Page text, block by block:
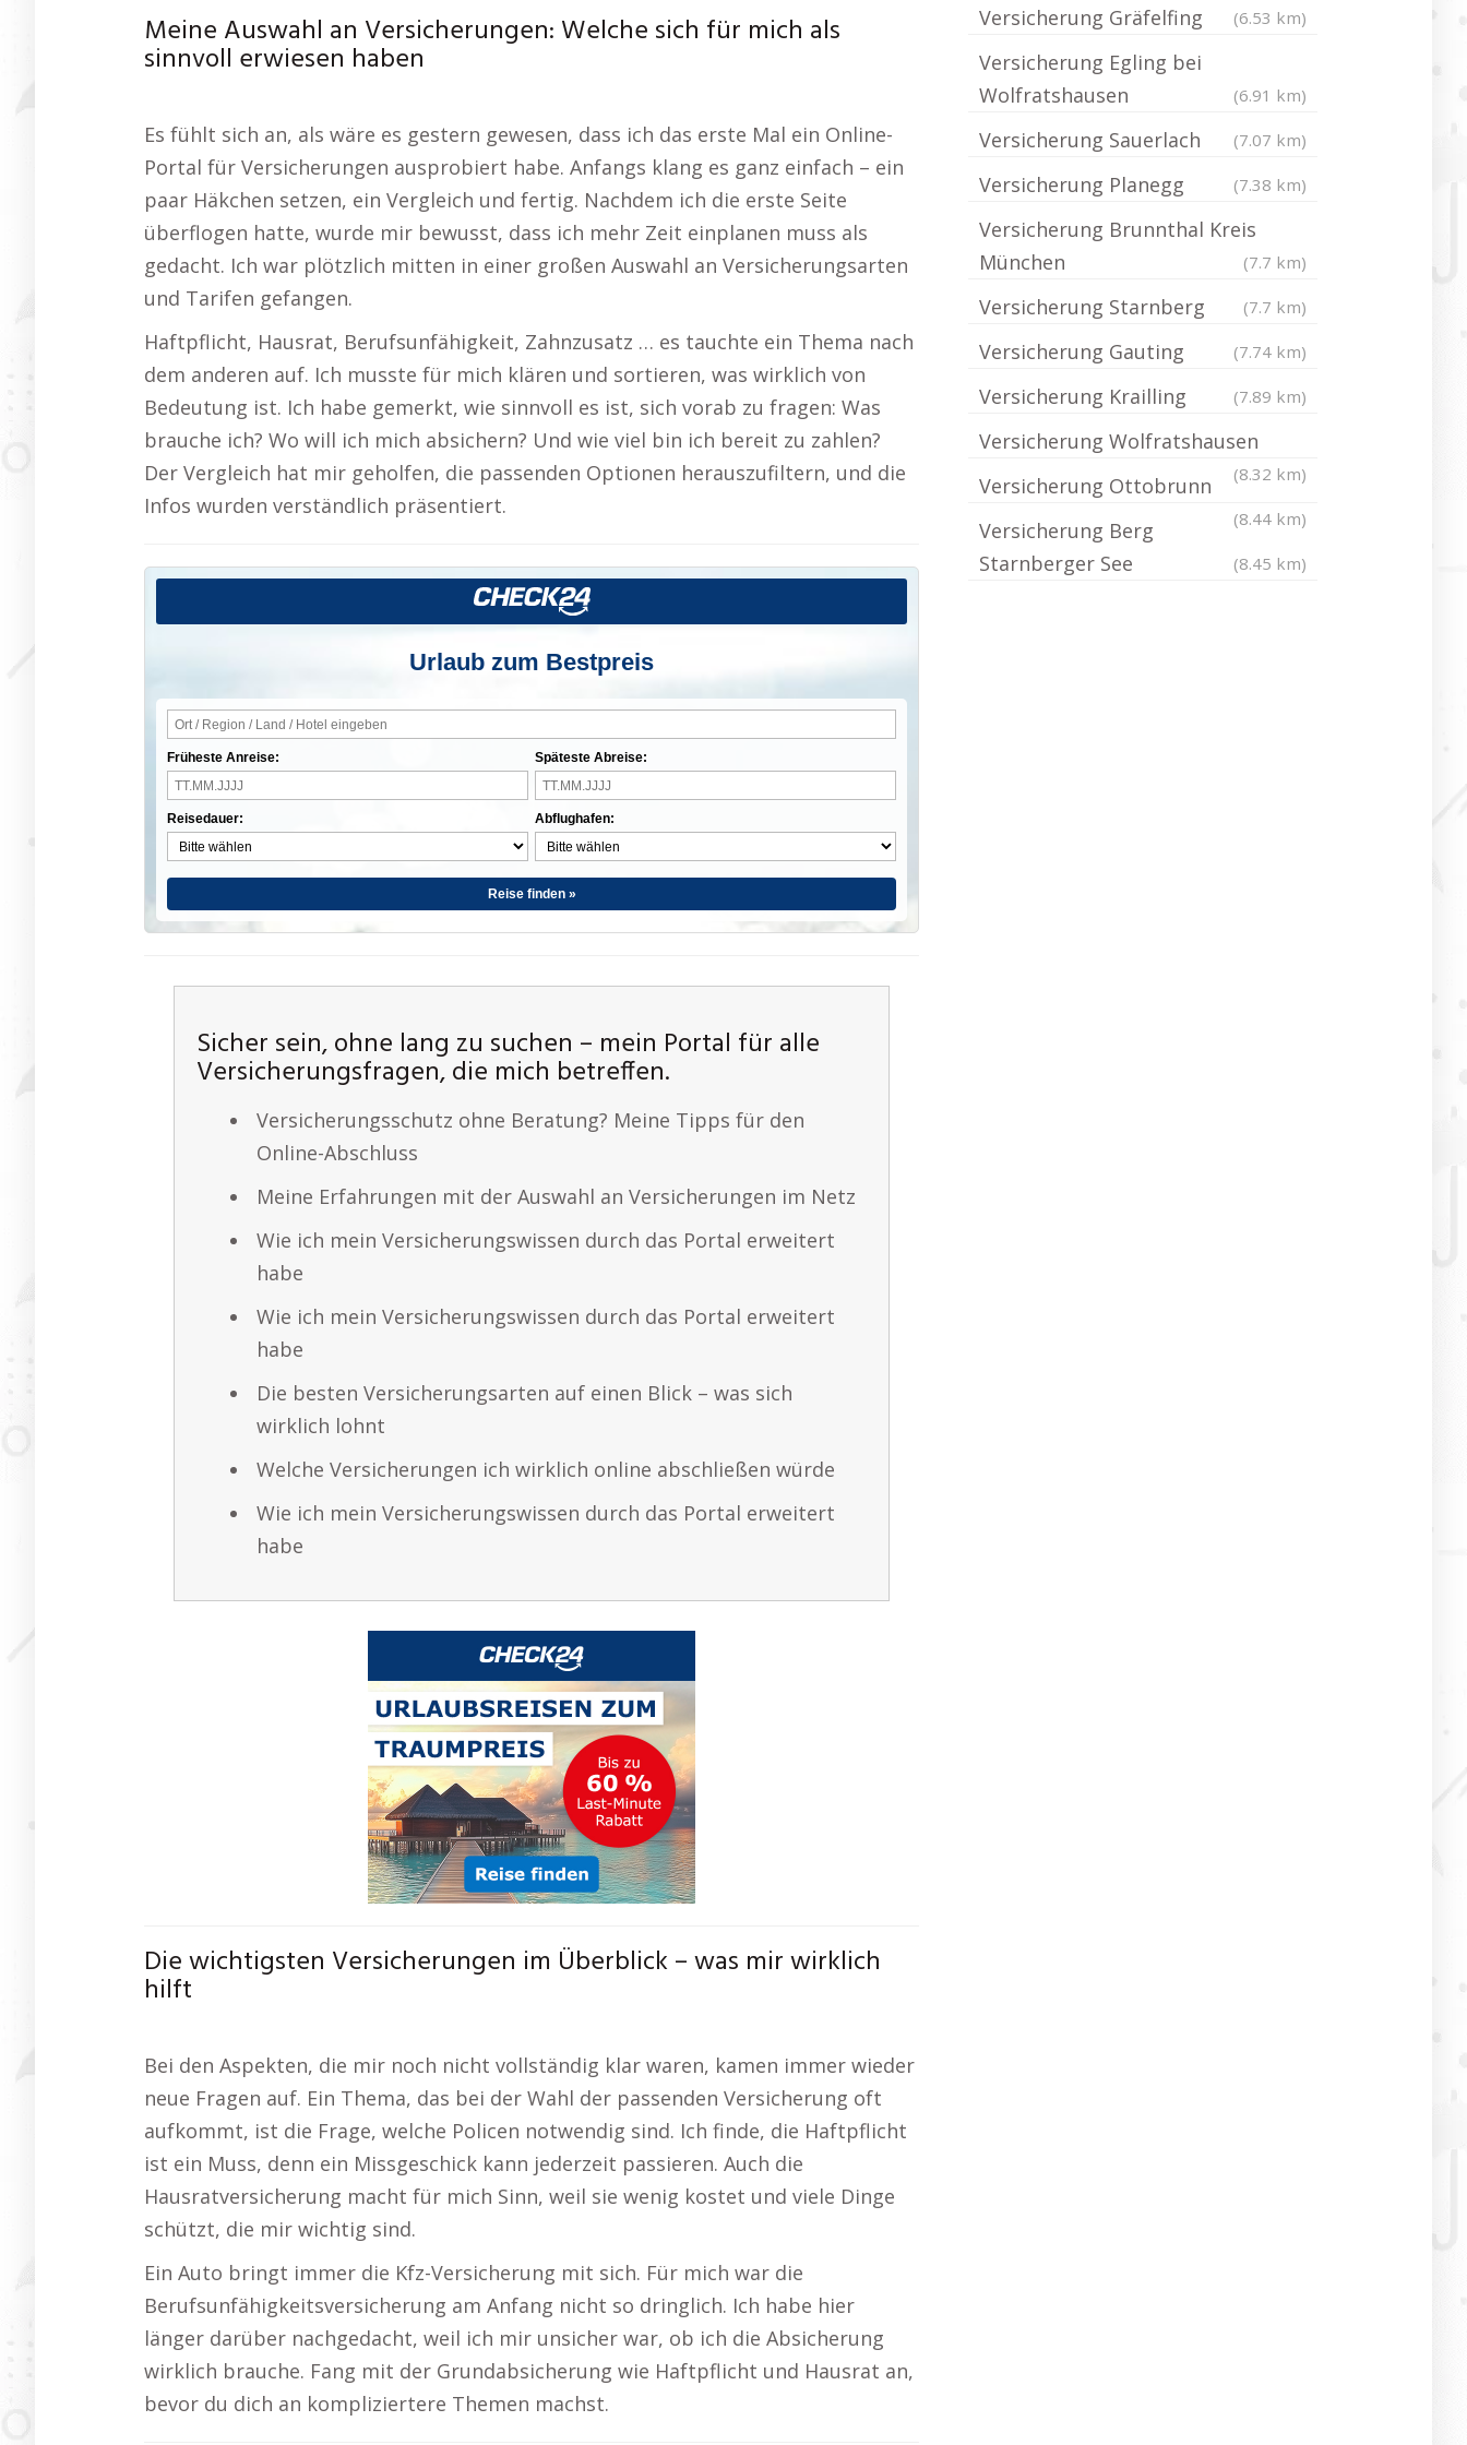
Meine Auswahl an Versicherungen: Welche sich für mich als
sinnvoll erwiesen haben
Es fühlt sich an, als wäre es gestern gewesen, dass ich das erste Mal ein Online-
Portal für Versicherungen ausprobiert habe. Anfangs klang es ganz einfach – ein
paar Häkchen setzen, ein Vergleich und fertig. Nachdem ich die erste Seite
überflogen hatte, wurde mir bewusst, dass ich mehr Zeit einplanen muss als
gedacht. Ich war plötzlich mitten in einer großen Auswahl an Versicherungsarten
und Tarifen gefangen.
Haftpflicht, Hausrat, Berufsunfähigkeit, Zahnzusatz … es tauchte ein Thema nach
dem anderen auf. Ich musste für mich klären und sortieren, was wirklich von
Bedeutung ist. Ich habe gemerkt, wie sinnvoll es ist, sich vorab zu fragen: Was
brauche ich? Wo will ich mich absichern? Und wie viel bin ich bereit zu zahlen?
Der Vergleich hat mir geholfen, die passenden Optionen herauszufiltern, und die
Infos wurden verständlich präsentiert.
Urlaub zum Bestpreis
Früheste Anreise:
Reisedauer:
Späteste Abreise:
Abflughafen:
Reise finden »
Sicher sein, ohne lang zu suchen – mein Portal für alle
Versicherungsfragen, die mich betreffen.
Versicherungsschutz ohne Beratung? Meine Tipps für den
Online-Abschluss
Meine Erfahrungen mit der Auswahl an Versicherungen im Netz
Wie ich mein Versicherungswissen durch das Portal erweitert
habe
Wie ich mein Versicherungswissen durch das Portal erweitert
habe
Die besten Versicherungsarten auf einen Blick – was sich
wirklich lohnt
Welche Versicherungen ich wirklich online abschließen würde
Wie ich mein Versicherungswissen durch das Portal erweitert
habe
Die wichtigsten Versicherungen im Überblick – was mir wirklich
hilft
Bei den Aspekten, die mir noch nicht vollständig klar waren, kamen immer wieder
neue Fragen auf. Ein Thema, das bei der Wahl der passenden Versicherung oft
aufkommt, ist die Frage, welche Policen notwendig sind. Ich finde, die Haftpflicht
ist ein Muss, denn ein Missgeschick kann jederzeit passieren. Auch die
Hausratversicherung macht für mich Sinn, weil sie wenig kostet und viele Dinge
schützt, die mir wichtig sind.
Ein Auto bringt immer die Kfz-Versicherung mit sich. Für mich war die
Berufsunfähigkeitsversicherung am Anfang nicht so dringlich. Ich habe hier
länger darüber nachgedacht, weil ich mir unsicher war, ob ich die Absicherung
wirklich brauche. Fang mit der Grundabsicherung wie Haftpflicht und Hausrat an,
bevor du dich an kompliziertere Themen machst.
Versicherung Gräfelfing (6.53 km)
Versicherung Egling bei
Wolfratshausen
(6.91 km)
Versicherung Sauerlach (7.07 km)
Versicherung Planegg (7.38 km)
Versicherung Brunnthal Kreis
München
(7.7 km)
Versicherung Starnberg (7.7 km)
Versicherung Gauting (7.74 km)
Versicherung Krailling (7.89 km)
Versicherung Wolfratshausen
(8.32 km)
Versicherung Ottobrunn
(8.44 km)
Versicherung Berg
Starnberger See
(8.45 km)